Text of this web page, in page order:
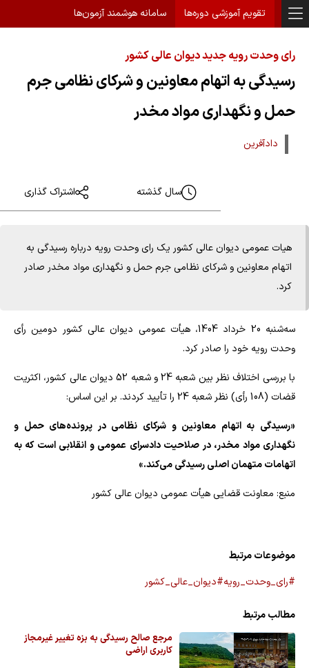
تقویم آموزشی دوره‌ها سامانه هوشمند آزمون‌ها
رای وحدت رویه جدید دیوان عالی کشور
رسیدگی به اتهام معاونین و شرکای نظامی جرم
حمل و نگهداری مواد مخدر
دادآفرین
سال گذشته اشتراک گذاری
هیات عمومی دیوان عالی کشور یک رای وحدت رویه درباره رسیدگی به
اتهام معاونین و شرکای نظامی جرم حمل و نگهداری مواد مخدر صادر
کرد.
سه‌شنبه 20 خرداد 1404، هیأت عمومی دیوان عالی کشور دومین رأی
وحدت رویه خود را صادر کرد.
با بررسی اختلاف نظر بین شعبه 24 و شعبه 52 دیوان عالی کشور، اکثریت
قضات (108 رأی) نظر شعبه 24 را تأیید کردند. بر این اساس:
«رسیدگی به اتهام معاونین و شرکای نظامی در پرونده‌های حمل و
نگهداری مواد مخدر، در صلاحیت دادسرای عمومی و انقلابی است که به
اتهامات متهمان اصلی رسیدگی می‌کند.»
منبع: معاونت قضایی هیأت عمومی دیوان عالی کشور
موضوعات مرتبط
#رای_وحدت_رویه#دیوان_عالی_کشور
مطالب مرتبط
مرجع صالح رسیدگی به بزه تغییر غیرمجاز
کاربری اراضی